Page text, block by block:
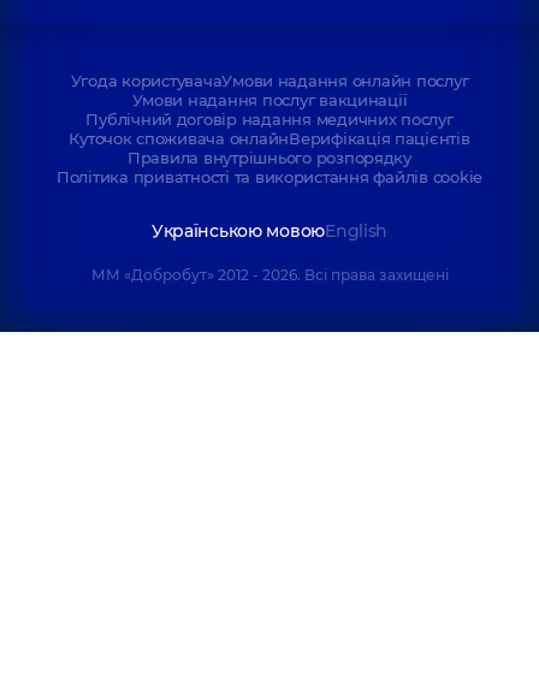
Угода користувачаУмови надання онлайн послуг
Умови надання послуг вакцинації
Публічний договір надання медичних послуг
Куточок споживача онлайнВерифікація пацієнтів
Правила внутрішнього розпорядку
Політика приватності та використання файлів cookie
Українською мовоюEnglish
ММ «Добробут» 2012 - 2026. Всі права захищені